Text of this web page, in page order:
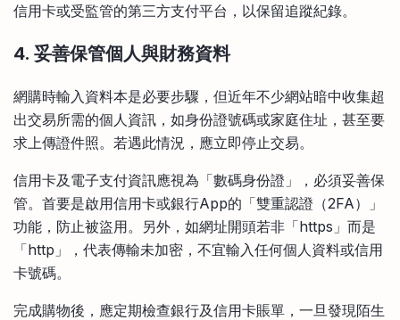
信用卡或受監管的第三方支付平台，以保留追蹤紀錄。
4. 妥善保管個人與財務資料
網購時輸入資料本是必要步驟，但近年不少網站暗中收集超
出交易所需的個人資訊，如身份證號碼或家庭住址，甚至要
求上傳證件照。若遇此情況，應立即停止交易。
信用卡及電子支付資訊應視為「數碼身份證」，必須妥善保
管。首要是啟用信用卡或銀行App的「雙重認證（2FA）」
功能，防止被盜用。另外，如網址開頭若非「https」而是
「http」，代表傳輸未加密，不宜輸入任何個人資料或信用
卡號碼。
完成購物後，應定期檢查銀行及信用卡賬單，一旦發現陌生